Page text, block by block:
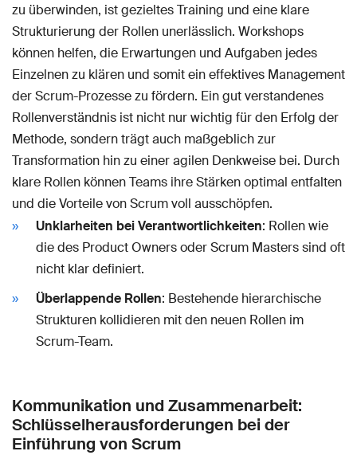
zu überwinden, ist gezieltes Training und eine klare
Strukturierung der Rollen unerlässlich. Workshops
können helfen, die Erwartungen und Aufgaben jedes
Einzelnen zu klären und somit ein effektives Management
der Scrum-Prozesse zu fördern. Ein gut verstandenes
Rollenverständnis ist nicht nur wichtig für den Erfolg der
Methode, sondern trägt auch maßgeblich zur
Transformation hin zu einer agilen Denkweise bei. Durch
klare Rollen können Teams ihre Stärken optimal entfalten
und die Vorteile von Scrum voll ausschöpfen.
Unklarheiten bei Verantwortlichkeiten: Rollen wie
die des Product Owners oder Scrum Masters sind oft
nicht klar definiert.
Überlappende Rollen: Bestehende hierarchische
Strukturen kollidieren mit den neuen Rollen im
Scrum-Team.
Kommunikation und Zusammenarbeit:
Schlüsselherausforderungen bei der
Einführung von Scrum